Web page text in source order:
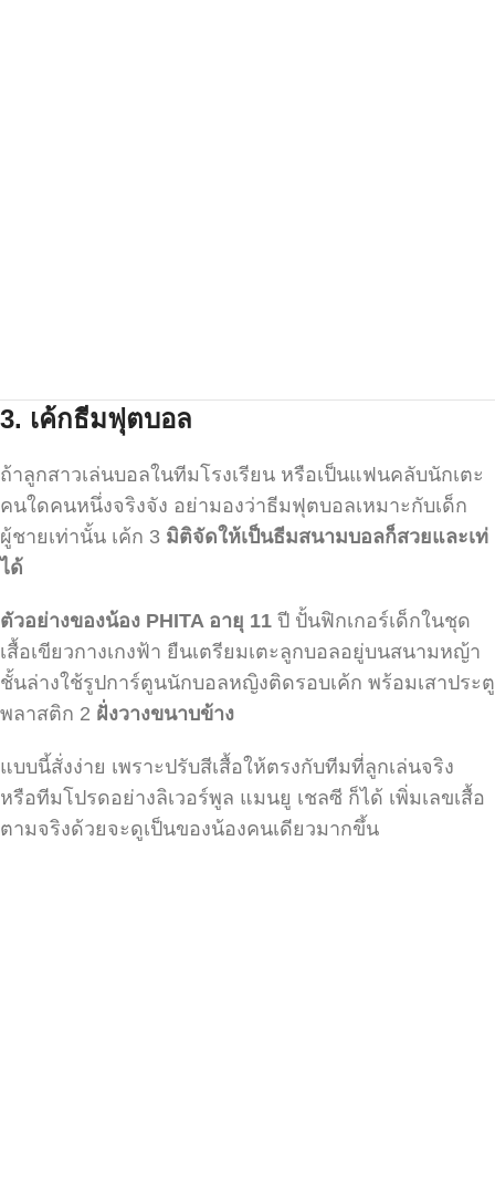
3. เค้กธีมฟุตบอล
ถ้าลูกสาวเล่นบอลในทีมโรงเรียน หรือเป็นแฟนคลับนักเตะ
คนใดคนหนึ่งจริงจัง อย่ามองว่าธีมฟุตบอลเหมาะกับเด็ก
ผู้ชายเท่านั้น เค้ก 3 มิติจัดให้เป็นธีมสนามบอลก็สวยและเท่
ได้
ตัวอย่างของน้อง PHITA อายุ 11 ปี ปั้นฟิกเกอร์เด็กในชุด
เสื้อเขียวกางเกงฟ้า ยืนเตรียมเตะลูกบอลอยู่บนสนามหญ้า
ชั้นล่างใช้รูปการ์ตูนนักบอลหญิงติดรอบเค้ก พร้อมเสาประตู
พลาสติก 2 ฝั่งวางขนาบข้าง
แบบนี้สั่งง่าย เพราะปรับสีเสื้อให้ตรงกับทีมที่ลูกเล่นจริง
หรือทีมโปรดอย่างลิเวอร์พูล แมนยู เชลซี ก็ได้ เพิ่มเลขเสื้อ
ตามจริงด้วยจะดูเป็นของน้องคนเดียวมากขึ้น